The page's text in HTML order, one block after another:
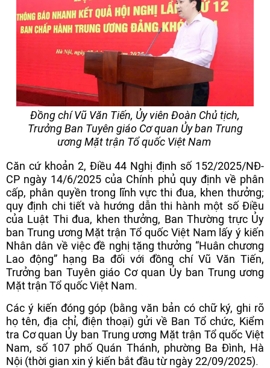
Đồng chí Vũ Văn Tiến, Ủy viên Đoàn Chủ tịch,
Trưởng Ban Tuyên giáo Cơ quan Ủy ban Trung
ương Mặt trận Tổ quốc Việt Nam
Căn cứ khoản 2, Điều 44 Nghị định số 152/2025/NĐ-
CP ngày 14/6/2025 của Chính phủ quy định về phân
cấp, phân quyền trong lĩnh vực thi đua, khen thưởng;
quy định chi tiết và hướng dẫn thi hành một số Điều
của Luật Thi đua, khen thưởng, Ban Thường trực Ủy
ban Trung ương Mặt trận Tổ quốc Việt Nam lấy ý kiến
Nhân dân về việc đề nghị tặng thưởng “Huân chương
Lao động” hạng Ba đối với đồng chí Vũ Văn Tiến,
Trưởng ban Tuyên giáo Cơ quan Ủy ban Trung ương
Mặt trận Tổ quốc Việt Nam.
Các ý kiến đóng góp (bằng văn bản có chữ ký, ghi rõ
họ tên, địa chỉ, điện thoại) gửi về Ban Tổ chức, Kiểm
tra Cơ quan Ủy ban Trung ương Mặt trận Tổ quốc Việt
Nam, số 107 phố Quán Thánh, phường Ba Đình, Hà
Nội (thời gian xin ý kiến bắt đầu từ ngày 22/09/2025).